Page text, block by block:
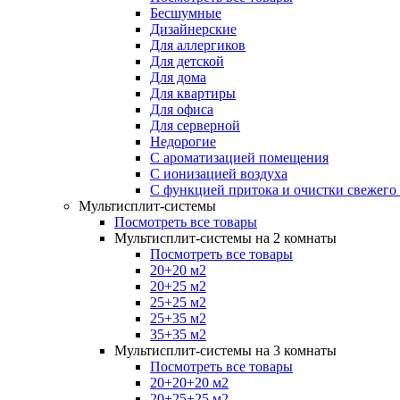
Бесшумные
Дизайнерские
Для аллергиков
Для детской
Для дома
Для квартиры
Для офиса
Для серверной
Недорогие
С ароматизацией помещения
С ионизацией воздуха
С функцией притока и очистки свежего
Мультисплит-системы
Посмотреть все товары
Мультисплит-системы на 2 комнаты
Посмотреть все товары
20+20 м2
20+25 м2
25+25 м2
25+35 м2
35+35 м2
Мультисплит-системы на 3 комнаты
Посмотреть все товары
20+20+20 м2